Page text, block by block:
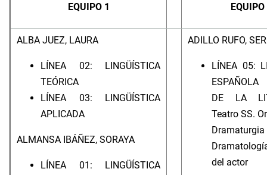
EQUIPO 1 EQUIPO
ALBA JUEZ, LAURA
LÍNEA 02: LINGÜÍSTICA
TEÓRICA
LÍNEA 03: LINGÜÍSTICA
APLICADA
ALMANSA IBÁÑEZ, SORAYA
LÍNEA 01: LINGÜÍSTICA
ADILLO RUFO,
LÍNEA 05:
DE LA
Teatro SS.
del actor